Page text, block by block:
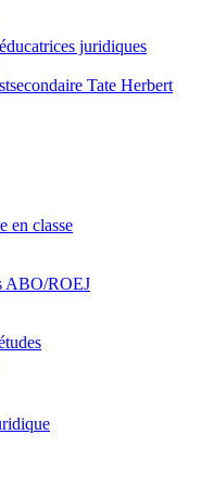
juridiques
Tate Herbert
en classe
ABO/ROEJ